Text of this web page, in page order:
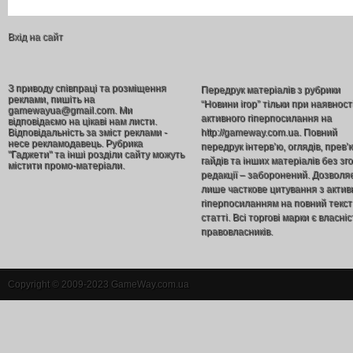
Вхід на сайт
З приводу співпраці та розміщення
реклами, пишіть на
gamewayua@gmail.com. Ми
відповідаємо на цікаві нам листи.
Відповідальність за зміст реклами -
несе рекламодавець. Рубрика
"Гаджети" та інші розділи сайту можуть
містити промо-матеріали.
Передрук матеріалів з рубрики
“Новини ігор” тільки при
активного гіперпосилання на
http://gameway.com.ua. Повний
передрук інтерв’ю, оглядів,
гайдів та інших матеріалів без
редакції – заборонений.
лише часткове цитування з
гіперпосиланням на повний текст
статті. Всі торгові марки є
правовласників.
Copyright © 2009-2023 GameWay.com.ua